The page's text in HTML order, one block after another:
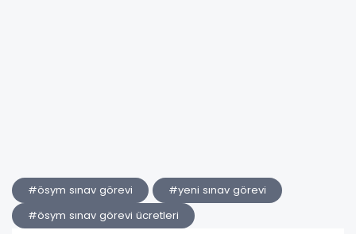
#ösym sınav görevi
#yeni sınav görevi
#ösym sınav görevi ücretleri